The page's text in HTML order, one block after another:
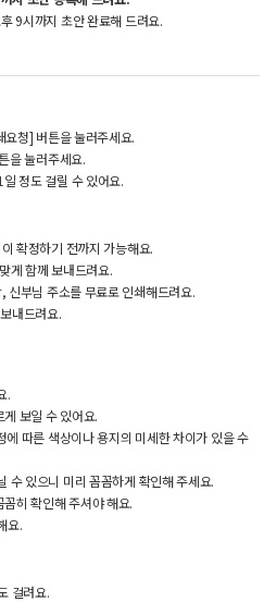
9시까지 초안 완료해 드려요.
청] 버튼을 눌러주세요.
을 눌러주세요.
정도 걸릴 수 있어요.
확정하기 전까지 가능해요.
게 함께 보내드려요.
신부님 주소를 무료로 인쇄해드려요.
내드려요.
.
보일 수 있어요.
따른 색상이나 용지의 미세한 차이가 있을 수
수 있으니 미리 꼼꼼하게 확인해 주세요.
히 확인해 주셔야 해요.
요.
걸려요.